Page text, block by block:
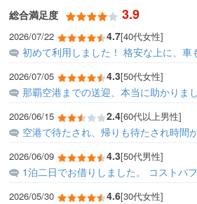
総合満足度 3.9
2026/07/22
4.7[40代女性]
初めて利用しました！ 格安な上に、車も綺麗でとても良か
2026/07/05 4.3[50代女性]
那覇空港までの送迎、本当に助かりました。臨機応変に対応していただき、受け渡しもスムー
2026/06/15 2.4[60代以上男性]
空港で待たされ、帰りも待たされ時間
2026/06/09 4.3[50代男性]
1泊二日でお借りしました。 コストパフォーマンスは最高だと思います。 電話の対応、接客、丁寧です。 中古車と言
2026/05/30 4.6[30代女性]